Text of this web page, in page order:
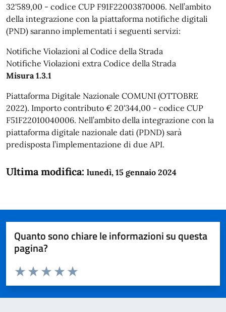
32'589,00 - codice CUP F91F22003870006. Nell’ambito
della integrazione con la piattaforma notifiche digitali
(PND) saranno implementati i seguenti servizi:
Notifiche Violazioni al Codice della Strada
Notifiche Violazioni extra Codice della Strada
Misura 1.3.1
Piattaforma Digitale Nazionale COMUNI (OTTOBRE
2022). Importo contributo € 20'344,00 - codice CUP
F51F22010040006. Nell’ambito della integrazione con la
piattaforma digitale nazionale dati (PDND) sarà
predisposta l’implementazione di due API.
Ultima modifica: lunedì, 15 gennaio 2024
Quanto sono chiare le informazioni su questa
pagina?
Domanda
Valuta da 1 a 5 stelle la pagina
Valuta 5 stelle su 5
Valuta 4 stelle su 5
Valuta 3 stelle su 5
Valuta 2 stelle su 5
Valuta 1 stelle su 5